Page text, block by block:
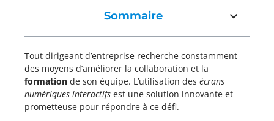
Sommaire
Tout dirigeant d’entreprise recherche constamment
des moyens d’améliorer la collaboration et la
formation de son équipe. L’utilisation des écrans
numériques interactifs est une solution innovante et
prometteuse pour répondre à ce défi.